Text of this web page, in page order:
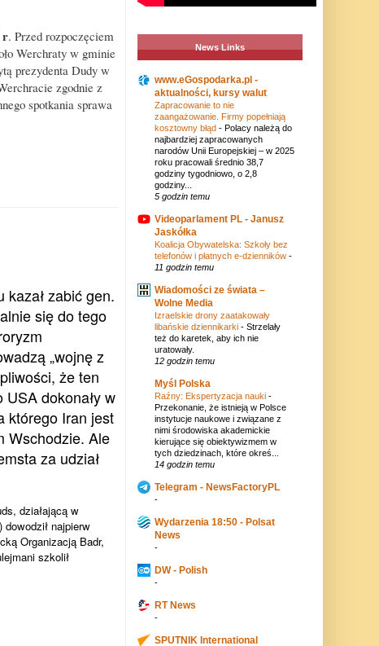
r. Przed rozpoczęciem
Werchraty w gminie
prezydenta Dudy w
zgodnie z
spotkania sprawa
kazał zabić gen.
się do tego
„wojnę z
że ten
dokonały w
którego Iran jest
Wschodzie. Ale
za udział
działającą w
najpierw
Organizacją Badr,
szkolił
News Links
www.eGospodarka.pl -
aktualności, kursy walut
Zapracowanie to nie
zaangażowanie. Firmy popełniają
kosztowny błąd - Polacy należą do
najbardziej zapracowanych
narodów Unii Europejskiej – w 2025
roku pracowali średnio 38,7
godziny tygodniowo, o 2,8
godziny...
5 godzin temu
Videoparlament PL - Janusz
Jaskółka
Koalicja Obywatelska: Szkoły bez
telefonów i płatnych e-dzienników -
11 godzin temu
Wiadomości ze świata –
Wolne Media
Izraelskie drony zaatakowały
libańskie dziennikarki - Strzelały
też do karetek, aby ich nie
uratowały.
12 godzin temu
Myśl Polska
Raźny: Ekspertyzacja nauki -
Przekonanie, że istnieją w Polsce
instytucje naukowe i związane z
nimi środowiska akademickie
kierujące się obiektywizmem w
tych dziedzinach, które okreś...
14 godzin temu
Telegram - NewsFactoryPL
-
Wydarzenia 18:50 - Polsat
News
-
DW - Polish
-
RT News
-
SPUTNIK International